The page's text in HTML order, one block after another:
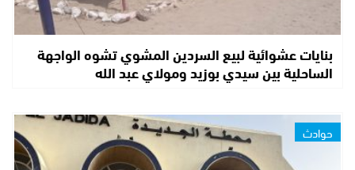
بنايات عشوائية لبيع السردين المشوي تشوه الواجهة
الساحلية بين سيدي بوزيد ومولاي عبد الله
حوادث